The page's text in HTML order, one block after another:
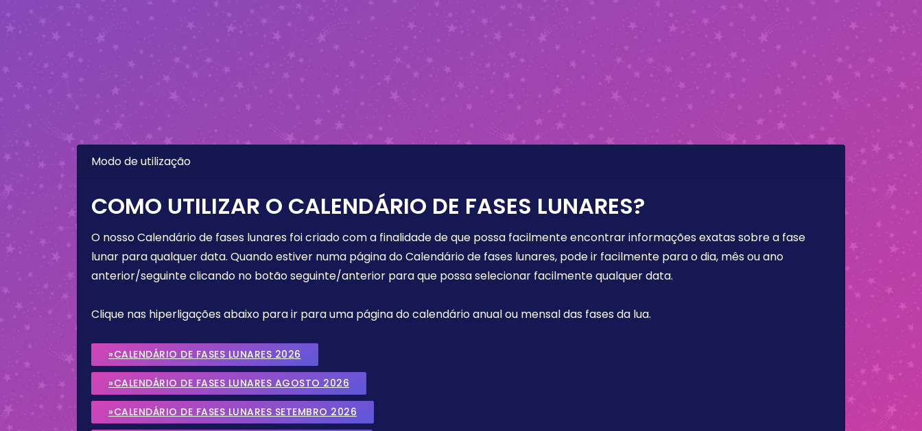
Modo de utilização
COMO UTILIZAR O CALENDÁRIO DE FASES LUNARES?
O nosso Calendário de fases lunares foi criado com a finalidade de que possa facilmente encontrar informações exatas sobre a fase
lunar para qualquer data. Quando estiver numa página do Calendário de fases lunares, pode ir facilmente para o dia, mês ou ano
anterior/seguinte clicando no botão seguinte/anterior para que possa selecionar facilmente qualquer data.
Clique nas hiperligações abaixo para ir para uma página do calendário anual ou mensal das fases da lua.
»CALENDÁRIO DE FASES LUNARES 2026
»CALENDÁRIO DE FASES LUNARES AGOSTO 2026
»CALENDÁRIO DE FASES LUNARES SETEMBRO 2026